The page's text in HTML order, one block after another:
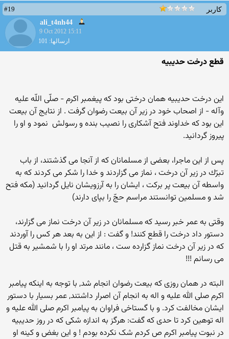
کاربر
#19
ali_t4nh44
9 Oct 2012 15:11
ارسالها: 101
قطع درخت حديبيه
اين درخت حديبيه همان درختى بود كه پيغمبر اكرم - صلّى اللّه عليه
وآله - از اصحاب خود در زير آن بيعت رضوان گرفت . از نتايج آن بيعت
اين بود كه خداوند فتح آشكارى را نصيب بنده و رسولش ‍ نمود و او را
پيروز گردانيد.
پس از اين ماجرا، بعضى از مسلمانان كه از آنجا مى گذشتند، از باب
تبرّك در زير آن درخت ، نماز مى گزاردند و خدا را شكر مى كردند كه به
واسطه آن بيعت پر بركت ، ايشان را به آرزويشان نايل گردانيد (مكه فتح
شد و مسلمين توانستند مراسم حجّ را بپاى دارند)
وقتى به عمر خبر رسيد كه مسلمانان در زير آن درخت نماز مى گزارند،
دستور داد درخت را قطع كنند! و گفت : از اين به بعد هر كس را آوردند
كه در زير آن درخت نماز گزارده ست ، مانند مرتد او را با شمشير به قتل
مى رسانم !!!
البته در همان روزی که بیعت رضوان انجام شد, با توجه به اینکه پیامبر
اکرم صلی الله علیه و اله به انجام آن اصرار داشتند, عمر بسیار با دستور
ایشان مخالفت کرد. و با گستاخی فراوان به پیامبر اکرم صلی الله علیه و
اله توهین کرد تا حدی که گفت: هرگز به اندازه شکی که در روز حدیبیه
در نبوت پیامبر اکرم ص کردم شک نکرده بودم ! و این بغض و کینه او